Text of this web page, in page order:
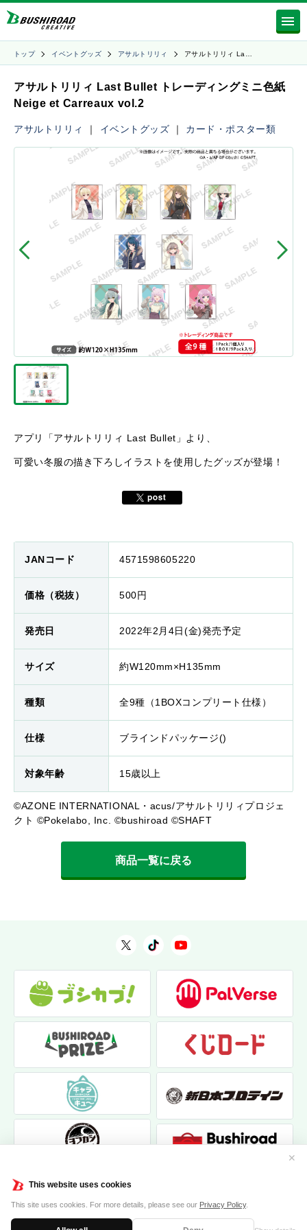
This website uses cookies
This site uses cookies. For more details, please see our Privacy Policy.
✕
トップ イベントグッズ アサルトリリィ アサルトリリィ La…
アサルトリリィ Last Bullet トレーディングミニ色紙
Neige et Carreaux vol.2
アサルトリリィ ｜ イベントグッズ ｜ カード・ポスター類
アプリ「アサルトリリィ Last Bullet」より、
可愛い冬服の描き下ろしイラストを使用したグッズが登場！
JANコード 4571598605220
価格（税抜） 500円
発売日 2022年2月4日(金)発売予定
サイズ 約W120mm×H135mm
種類 全9種（1BOXコンプリート仕様）
仕様 ブラインドパッケージ()
対象年齢 15歳以上
©AZONE INTERNATIONAL・acus/アサルトリリィプロジェ
クト ©Pokelabo, Inc. ©bushiroad ©SHAFT
商品一覧に戻る